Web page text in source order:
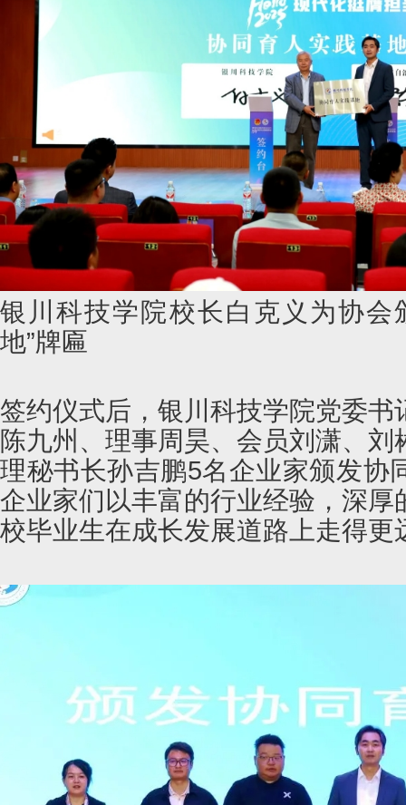
银川科技学院校长白克义为协会
地”牌匾
签约仪式后，银川科技学院党委
陈九州、理事周昊、会员刘潇、
理秘书长孙吉鹏5名企业家颁发协
企业家们以丰富的行业经验，深厚
校毕业生在成长发展道路上走得更